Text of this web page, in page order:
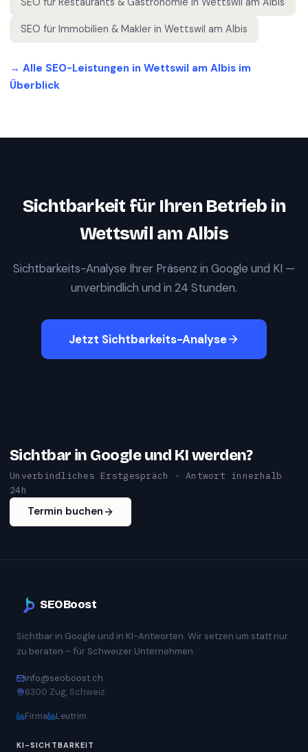
SEO für Immobilien & Makler in Wettswil am Albis
→ Alle SEO-Leistungen in Wettswil am Albis im
Überblick
Sichtbarkeit für Ihren Betrieb in
Wettswil am Albis
Sichtbarkeits-Analyse Ihrer Präsenz in Google und KI —
unverbindlich und in 24 Stunden.
Jetzt Sichtbarkeits-Analyse
Sichtbar in Google und KI werden?
Unverbindliches Erstgespräch · Antwort innerhalb
24h
Termin buchen
SEOBoost
Sichtbar in Google und in KI-Antworten. Wir setzen um statt nur
zu beraten – für Schweizer Unternehmen.
info@seoboost.ch
6300 Zug, Schweiz
Firma Leutrim
KI-SICHTBARKEIT